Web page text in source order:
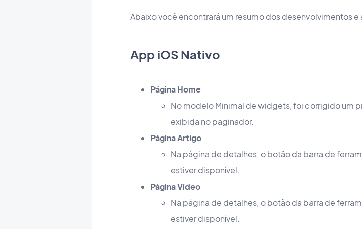
Abaixo você encontrará um resumo dos desenvolvimentos
App iOS Nativo
Página Home
No modelo Minimal de widgets, foi corrigido um
exibida no paginador.
Página Artigo
Na página de detalhes, o botão da barra de
estiver disponível.
Página Vídeo
Na página de detalhes, o botão da barra de
estiver disponível.